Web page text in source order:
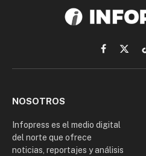
Facebook
X
NOSOTROS
Infopress es el medio digital
del norte que ofrece
noticias, reportajes y análisis